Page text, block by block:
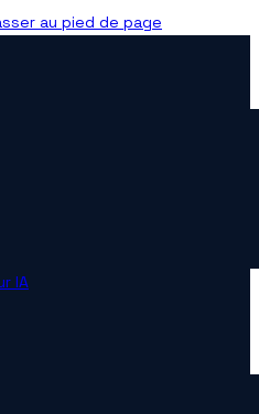
au pied de page
IA